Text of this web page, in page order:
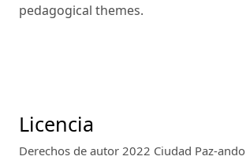
pedagogical themes.
Licencia
Derechos de autor 2022 Ciudad Paz-ando